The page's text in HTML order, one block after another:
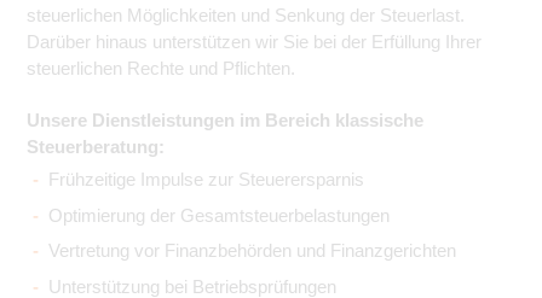
steuerlichen Möglichkeiten und Senkung der Steuerlast.
Darüber hinaus unterstützen wir Sie bei der Erfüllung Ihrer
steuerlichen Rechte und Pflichten.
Unsere Dienstleistungen im Bereich klassische
Steuerberatung:
Frühzeitige Impulse zur Steuerersparnis
Optimierung der Gesamtsteuerbelastungen
Vertretung vor Finanzbehörden und Finanzgerichten
Unterstützung bei Betriebsprüfungen